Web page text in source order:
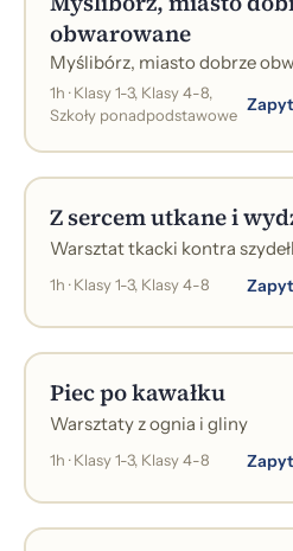
obwarowane
Myślibórz, miasto dobrze
1h · Klasy 1-3, Klasy 4-8,
Szkoły ponadpodstawowe
Z sercem utkane i
Warsztat tkacki kontra
1h · Klasy 1-3, Klasy 4-8
Piec po kawałku
Warsztaty z ognia i gliny
1h · Klasy 1-3, Klasy 4-8